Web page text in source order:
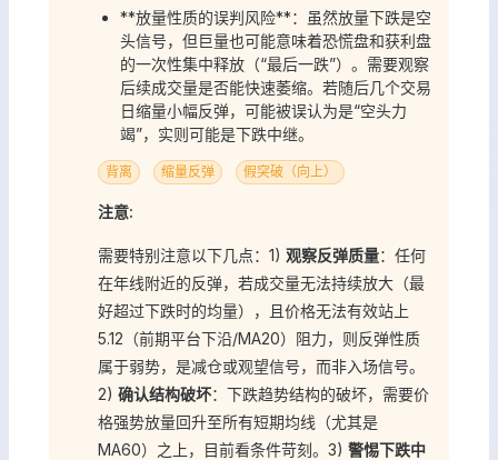
**放量性质的误判风险**：虽然放量下跌是空
头信号，但巨量也可能意味着恐慌盘和获利盘
的一次性集中释放（“最后一跌”）。需要观察
后续成交量是否能快速萎缩。若随后几个交易
日缩量小幅反弹，可能被误认为是“空头力
竭”，实则可能是下跌中继。
背离 缩量反弹 假突破（向上）
注意:
需要特别注意以下几点：1) 观察反弹质量：任何
在年线附近的反弹，若成交量无法持续放大（最
好超过下跌时的均量），且价格无法有效站上
5.12（前期平台下沿/MA20）阻力，则反弹性质
属于弱势，是减仓或观望信号，而非入场信号。
2) 确认结构破坏：下跌趋势结构的破坏，需要价
格强势放量回升至所有短期均线（尤其是
MA60）之上，目前看条件苛刻。3) 警惕下跌中